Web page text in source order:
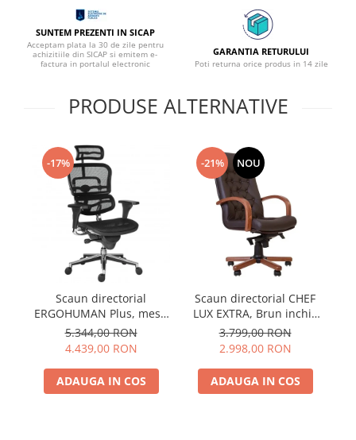
SUNTEM PREZENTI IN SICAP
Acceptam plata la 30 de zile pentru
achizitiile din SICAP si emitem e-
factura in portalul electronic
GARANTIA RETURULUI
Poti returna orice produs in 14 zile
PRODUSE ALTERNATIVE
-17%
Scaun directorial
ERGOHUMAN Plus, mesh
Negru , tetiera 2D, suport
lombar, brate reglabile
3D
5.344,00 RON
4.439,00 RON
ADAUGA IN COS
-21% NOU
Scaun directorial CHEF
LUX EXTRA, Brun inchis
piele naturala
3.799,00 RON
2.998,00 RON
ADAUGA IN COS